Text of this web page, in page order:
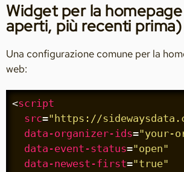
Widget per la
aperti, più recenti prima)
Una configurazione comune per la
web:
<script
src="https://
data-organizer-ids="your-
data-event-status="open"
data-newest-first="true"